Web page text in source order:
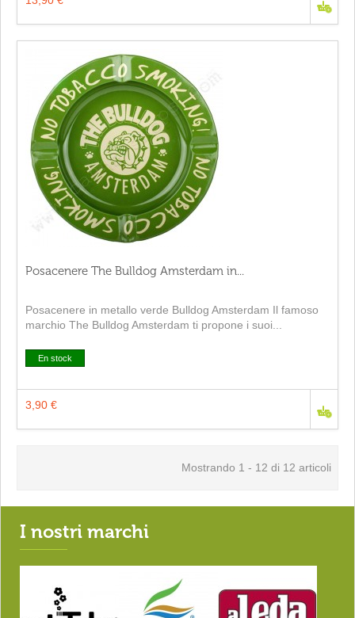
Posacenere The Bulldog Amsterdam in...
Posacenere in metallo verde Bulldog Amsterdam Il famoso
marchio The Bulldog Amsterdam ti propone i suoi...
En stock
3,90 €
Mostrando 1 - 12 di 12 articoli
I nostri marchi